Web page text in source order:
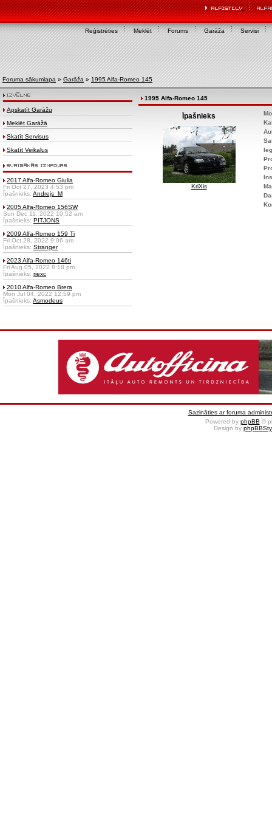
Reģistrēties Meklēt Forums Garāža Servisi
Foruma sākumlapa » Garāža » 1995 Alfa-Romeo 145
Apskatīt Garāžu
Meklēt Garāžā
Skatīt Servisus
Skatīt Veikalus
2017 Alfa-Romeo Giulia
Fri Oct 27, 2023 4:53 pm
Īpašnieks: Andrejs_M
2005 Alfa-Romeo 156SW
Sun Dec 11, 2022 10:52 am
Īpašnieks: PITJONS
2009 Alfa-Romeo 159 Ti
Fri Oct 28, 2022 9:06 am
Īpašnieks: Stranger
2023 Alfa-Romeo 146ti
Fri Aug 05, 2022 8:18 pm
Īpašnieks: riexc
2010 Alfa-Romeo Brera
Mon Jul 04, 2022 12:59 pm
Īpašnieks: Asmodeus
1995 Alfa-Romeo 145
Īpašnieks
KriXis
Sazināties ar foruma
Powered by phpBB ©
Design by